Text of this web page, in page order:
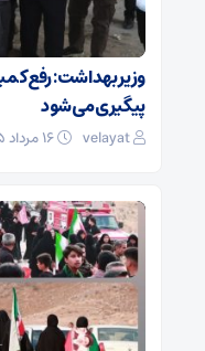
وزیر بهداشت: رفع
پیگیری می‌شود
velayat